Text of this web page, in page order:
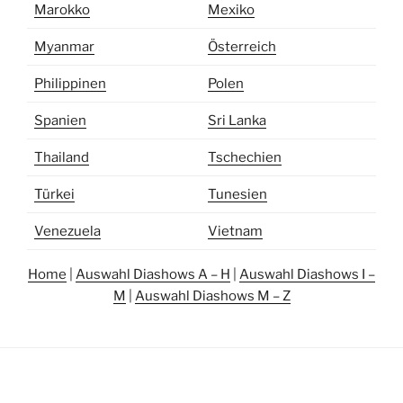
Marokko Mexiko
Myanmar Österreich
Philippinen Polen
Spanien Sri Lanka
Thailand Tschechien
Türkei Tunesien
Venezuela Vietnam
Home Auswahl Diashows A – H
Auswahl Diashows I –
M
Auswahl Diashows M – Z